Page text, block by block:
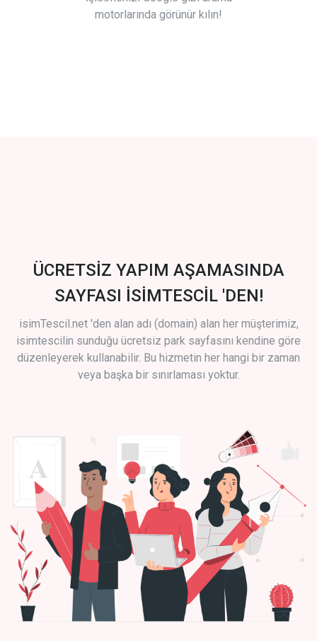
motorlarında görünür kılın!
ÜCRETSİZ YAPIM AŞAMASINDA
SAYFASI İSİMTESCİL 'DEN!
isimTescil.net 'den alan adı (domain) alan her müşterimiz,
isimtescilin sunduğu ücretsiz park sayfasını kendine göre
düzenleyerek kullanabilir. Bu hizmetin her hangi bir zaman
veya başka bir sınırlaması yoktur.